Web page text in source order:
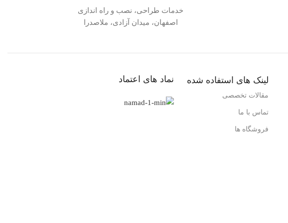
خدمات طراحی، نصب و راه اندازی
اصفهان، میدان آزادی، ملاصدرا
لینک های استفاده شده
مقالات تخصصی
تماس با ما
فروشگاه ها
نماد های اعتماد